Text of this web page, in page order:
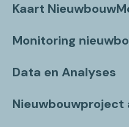
Kaart
Monitoring
Data en Analyses
Nieuwbouwproject